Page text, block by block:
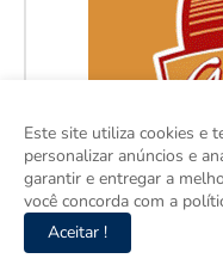
Este site utiliza cookies e
personalizar anúncios e
garantir e entregar a
você concorda com a
Aceitar !